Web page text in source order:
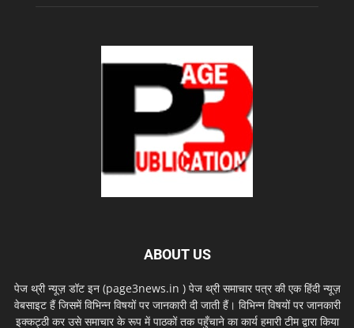
ABOUT US
पेज थ्री न्यूज़ डॉट इन (page3news.in ) पेज थ्री समाचार पत्र की एक हिंदी न्यूज़
वेबसाइट हैं जिसमें विभिन्न विषयों पर जानकारी दी जाती हैं। विभिन्न विषयों पर जानकारी
इक्कट्ठी कर उसे समाचार के रूप में पाठकों तक पहुँचाने का कार्य हमारी टीम द्वारा किया